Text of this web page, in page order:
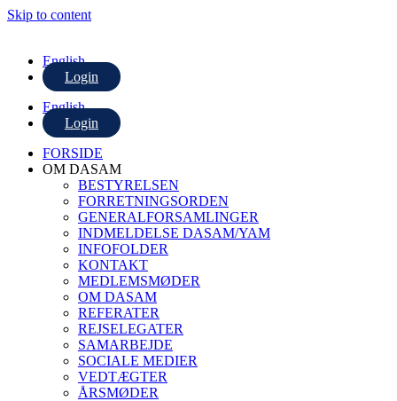
Skip to content
English
Login
English
Login
FORSIDE
OM DASAM
BESTYRELSEN
FORRETNINGSORDEN
GENERALFORSAMLINGER
INDMELDELSE DASAM/YAM
INFOFOLDER
KONTAKT
MEDLEMSMØDER
OM DASAM
REFERATER
REJSELEGATER
SAMARBEJDE
SOCIALE MEDIER
VEDTÆGTER
ÅRSMØDER